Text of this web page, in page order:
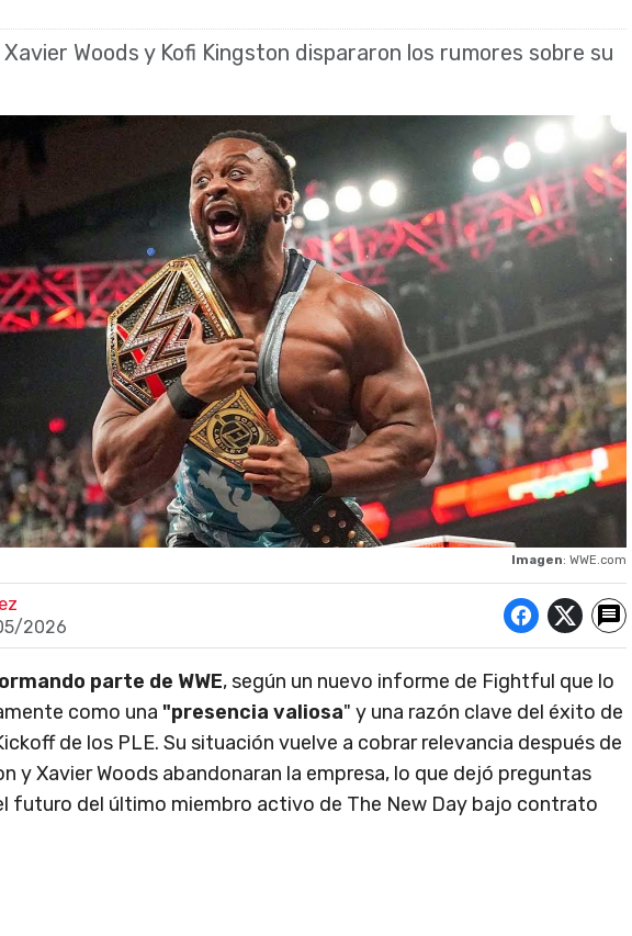
Woods y Kofi Kingston dispararon los rumores sobre su
Imagen: WWE.com
2026
parte de WWE, según un nuevo informe de Fightful que lo
como una "presencia valiosa" y una razón clave del éxito de
de los PLE. Su situación vuelve a cobrar relevancia después de
y Xavier Woods abandonaran la empresa, lo que dejó preguntas
futuro del último miembro activo de The New Day bajo contrato